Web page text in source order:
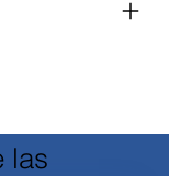
las